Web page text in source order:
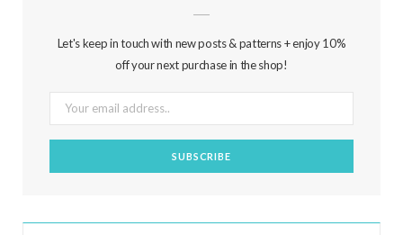
Let's keep in touch with new posts & patterns + enjoy 10%
off your next purchase in the shop!